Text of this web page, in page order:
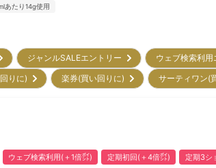
あたり14g使用
ジャンルSALEエントリー ウェブ検索利
回りに) 楽券(買い回りに) サーティワン
ウェブ検索利用(＋1倍㌽) 定期初回(＋4倍㌽) 定期3シ